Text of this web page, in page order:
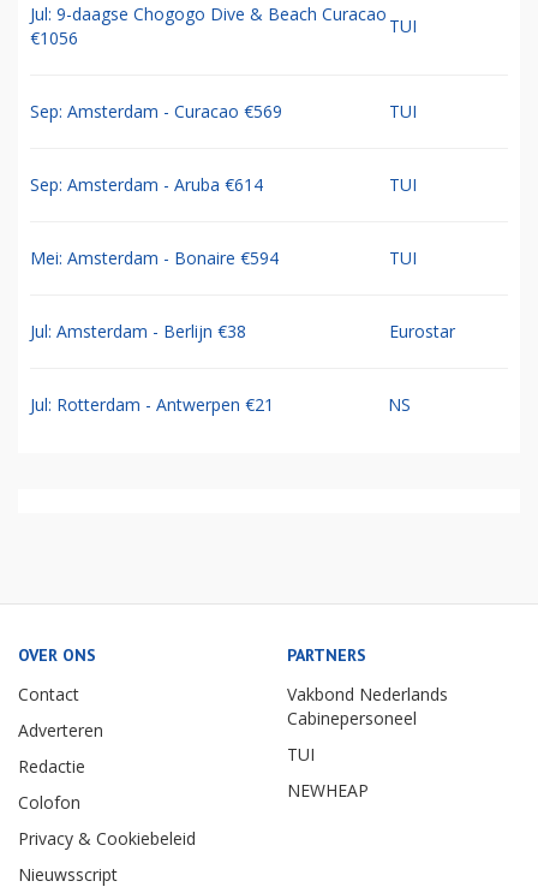
Jul: 9-daagse Chogogo Dive & Beach Curacao
€1056
TUI
Sep: Amsterdam - Curacao €569 TUI
Sep: Amsterdam - Aruba €614 TUI
Mei: Amsterdam - Bonaire €594 TUI
Jul: Amsterdam - Berlijn €38 Eurostar
Jul: Rotterdam - Antwerpen €21 NS
OVER ONS
Contact
Adverteren
Redactie
Colofon
Privacy & Cookiebeleid
Nieuwsscript
PARTNERS
Vakbond Nederlands
Cabinepersoneel
TUI
NEWHEAP